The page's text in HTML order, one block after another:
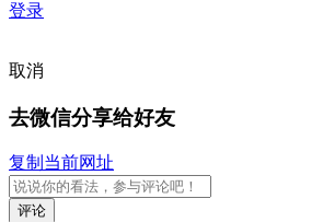
登录
取消
去微信分享给好友
复制当前网址
评论